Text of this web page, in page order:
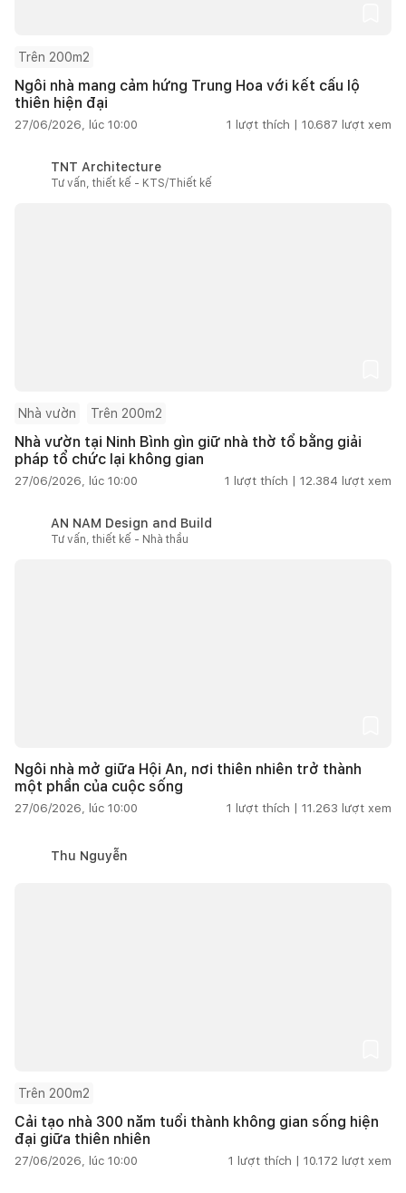
Trên 200m2
Ngôi nhà mang cảm hứng Trung Hoa với kết cấu lộ
thiên hiện đại
27/06/2026, lúc 10:00 1 lượt thích | 10.687 lượt xem
TNT Architecture
Tư vấn, thiết kế - KTS/Thiết kế
Nhà vườn Trên 200m2
Nhà vườn tại Ninh Bình gìn giữ nhà thờ tổ bằng giải
pháp tổ chức lại không gian
27/06/2026, lúc 10:00 1 lượt thích | 12.384 lượt xem
AN NAM Design and Build
Tư vấn, thiết kế - Nhà thầu
Ngôi nhà mở giữa Hội An, nơi thiên nhiên trở thành
một phần của cuộc sống
27/06/2026, lúc 10:00 1 lượt thích | 11.263 lượt xem
Thu Nguyễn
Trên 200m2
Cải tạo nhà 300 năm tuổi thành không gian sống hiện
đại giữa thiên nhiên
27/06/2026, lúc 10:00 1 lượt thích | 10.172 lượt xem